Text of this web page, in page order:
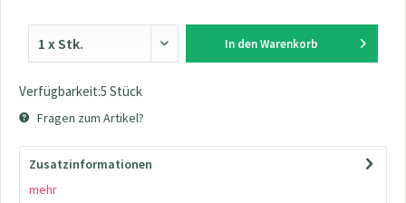
In den Warenkorb
Verfügbarkeit:5 Stück
Fragen zum Artikel?
Zusatzinformationen
mehr